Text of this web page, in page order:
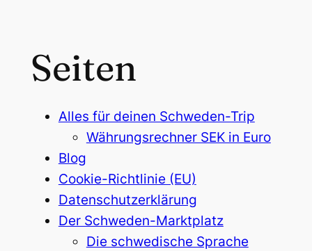
Seiten
Alles für deinen Schweden-Trip
Währungsrechner SEK in Euro
Blog
Cookie-Richtlinie (EU)
Datenschutzerklärung
Der Schweden-Marktplatz
Die schwedische Sprache